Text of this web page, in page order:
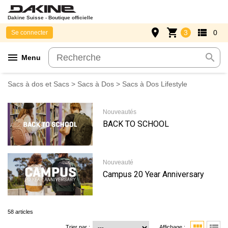
Dakine Suisse - Boutique officielle
menu Menu search
Se connecter place shopping_cart 3 view_list 0
Sacs à dos et Sacs > Sacs à Dos > Sacs à Dos Lifestyle
Nouveautés
BACK TO SCHOOL
Nouveauté
Campus 20 Year Anniversary
58 articles